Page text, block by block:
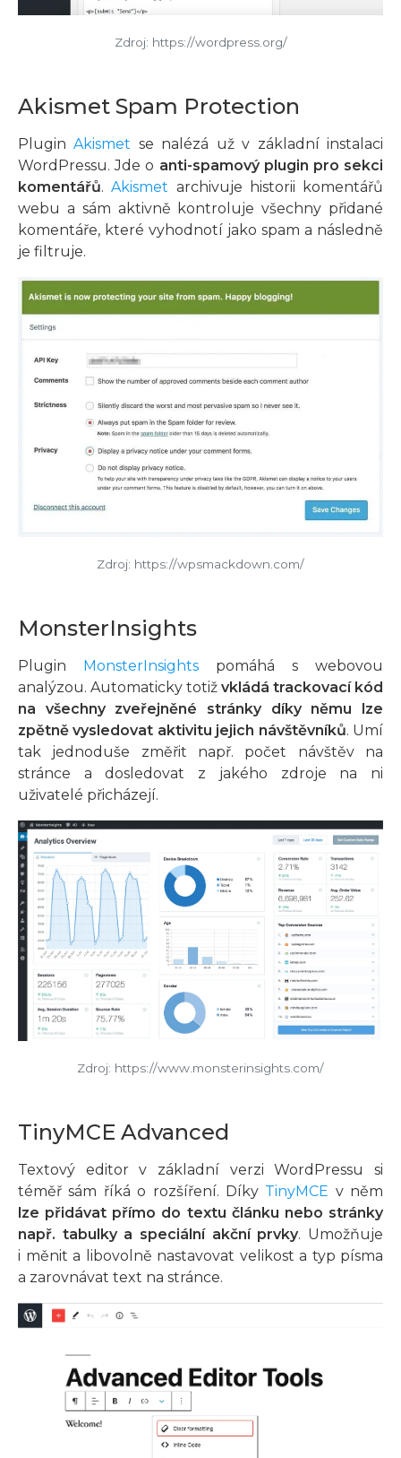
Zdroj: https://wordpress.org/
Akismet Spam Protection
PluginAkismet se nalézá už v základní instalaci
WordPressu. Jde o anti-spamový plugin pro sekci
komentářů.Akismet archivuje historii komentářů
webu a sám aktivně kontroluje všechny přidané
komentáře, které vyhodnotí jako spam a následně
je filtruje.
Zdroj: https://wpsmackdown.com/
MonsterInsights
Plugin MonsterInsights pomáhá s webovou
analýzou. Automaticky totiž vkládá trackovací kód
na všechny zveřejněné stránky díky němu lze
zpětně vysledovat aktivitu jejich návštěvníků. Umí
tak jednoduše změřit např. počet návštěv na
stránce a dosledovat z jakého zdroje na ni
uživatelé přicházejí.
Zdroj: https://www.monsterinsights.com/
TinyMCE Advanced
Textový editor v základní verzi WordPressu si
téměř sám říká o rozšíření. Díky TinyMCE v něm
lze přidávat přímo do textu článku nebo stránky
např. tabulky a speciální akční prvky. Umožňuje
i měnit a libovolně nastavovat velikost a typ písma
a zarovnávat text na stránce.